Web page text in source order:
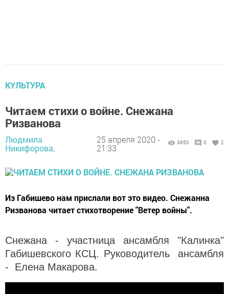
КУЛЬТУРА
Читаем стихи о войне. Снежана
Ризванова
Людмила
Никифорова,
25 апреля 2020 -
21:33
3650 0 2
Из Габишево нам прислали вот это видео. Снежанна
Ризванова читает стихотворение "Ветер войны".
Снежана - участница ансамбля "Калинка"
Габишевского КСЦ. Руководитель ансамбля
- Елена Макарова.